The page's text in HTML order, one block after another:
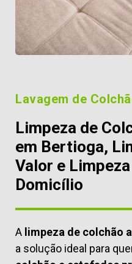
Lavagem de
Limpeza de
em Bertioga,
Valor e
Domicílio
A limpeza de colchão
a solução ideal para